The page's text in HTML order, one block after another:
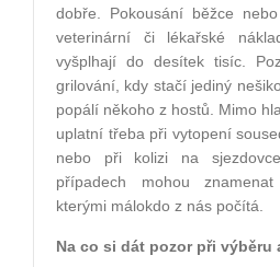
dobře. Pokousání běžce
veterinární či lékařské
vyšplhají do desítek tisíc.
grilování, kdy stačí jediný
popálí někoho z hostů. Mimo
uplatní třeba při vytopení
nebo při kolizi na
případech mohou
kterými málokdo z nás počítá.
Na co si dát pozor při